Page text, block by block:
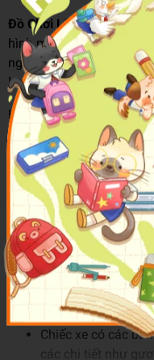
Đồ Chơi Lắp Ráp Xe Leo
hình mạnh mẽ và đầy
nghiệm tuyệt vời trong
leo núi địa hình 4x4.
Hãy cùng bé yêu khám
hoành tráng với chiếc xe
leo lên các sườn dốc
khác, bộ đồ chơi mang
nhập vai như một nhà
Đặc điểm nổi bật:
Độ tuổi khuyến
Bộ đồ chơi mô
mẽ, thiết kế đặc
khăn như đồi núi,
Chiếc xe có các
các chi tiết như